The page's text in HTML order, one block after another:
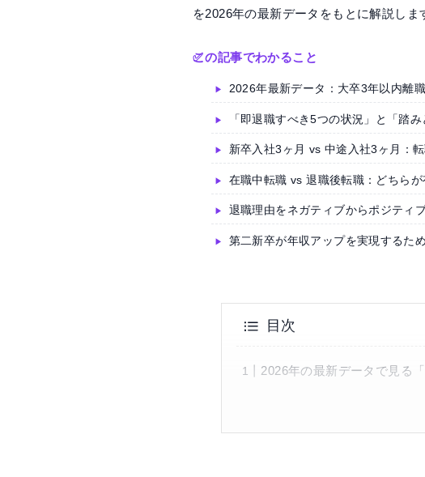
を2026年の最新データをもとに解説しま
この記事でわかること
2026年最新データ：大卒3年以内離
「即退職すべき5つの状況」と「踏
新卒入社3ヶ月 vs 中途入社3ヶ月：
在職中転職 vs 退職後転職：どちら
退職理由をネガティブからポジティ
第二新卒が年収アップを実現するた
目次
2026年の最新データで見る